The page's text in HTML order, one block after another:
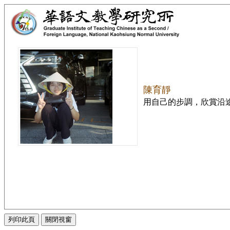
陳育靜
用自己的步調，欣賞沿